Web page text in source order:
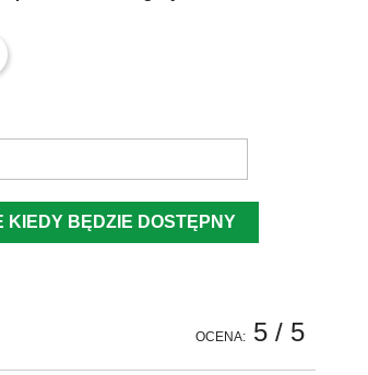
KIEDY BĘDZIE DOSTĘPNY
OCENA: 5/ 5